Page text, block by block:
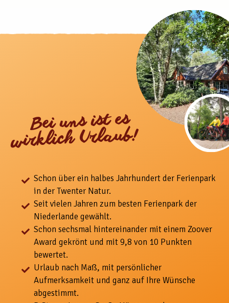
Bei uns ist es
wirklich Urlaub!
Schon über ein halbes Jahrhundert der Ferienpark
in der Twenter Natur.
Seit vielen Jahren zum besten Ferienpark der
Niederlande gewählt.
Schon sechsmal hintereinander mit einem Zoover
Award gekrönt und mit 9,8 von 10 Punkten
bewertet.
Urlaub nach Maß, mit persönlicher
Aufmerksamkeit und ganz auf Ihre Wünsche
abgestimmt.